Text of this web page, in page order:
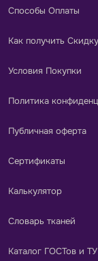
Способы Оплаты
Как получить Скидку
Условия Покупки
Политика
Публичная оферта
Сертификаты
Калькулятор
Словарь тканей
Каталог ГОСТов и ТУ